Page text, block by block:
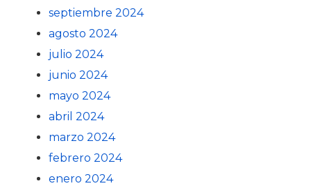
septiembre 2024
agosto 2024
julio 2024
junio 2024
mayo 2024
abril 2024
marzo 2024
febrero 2024
enero 2024